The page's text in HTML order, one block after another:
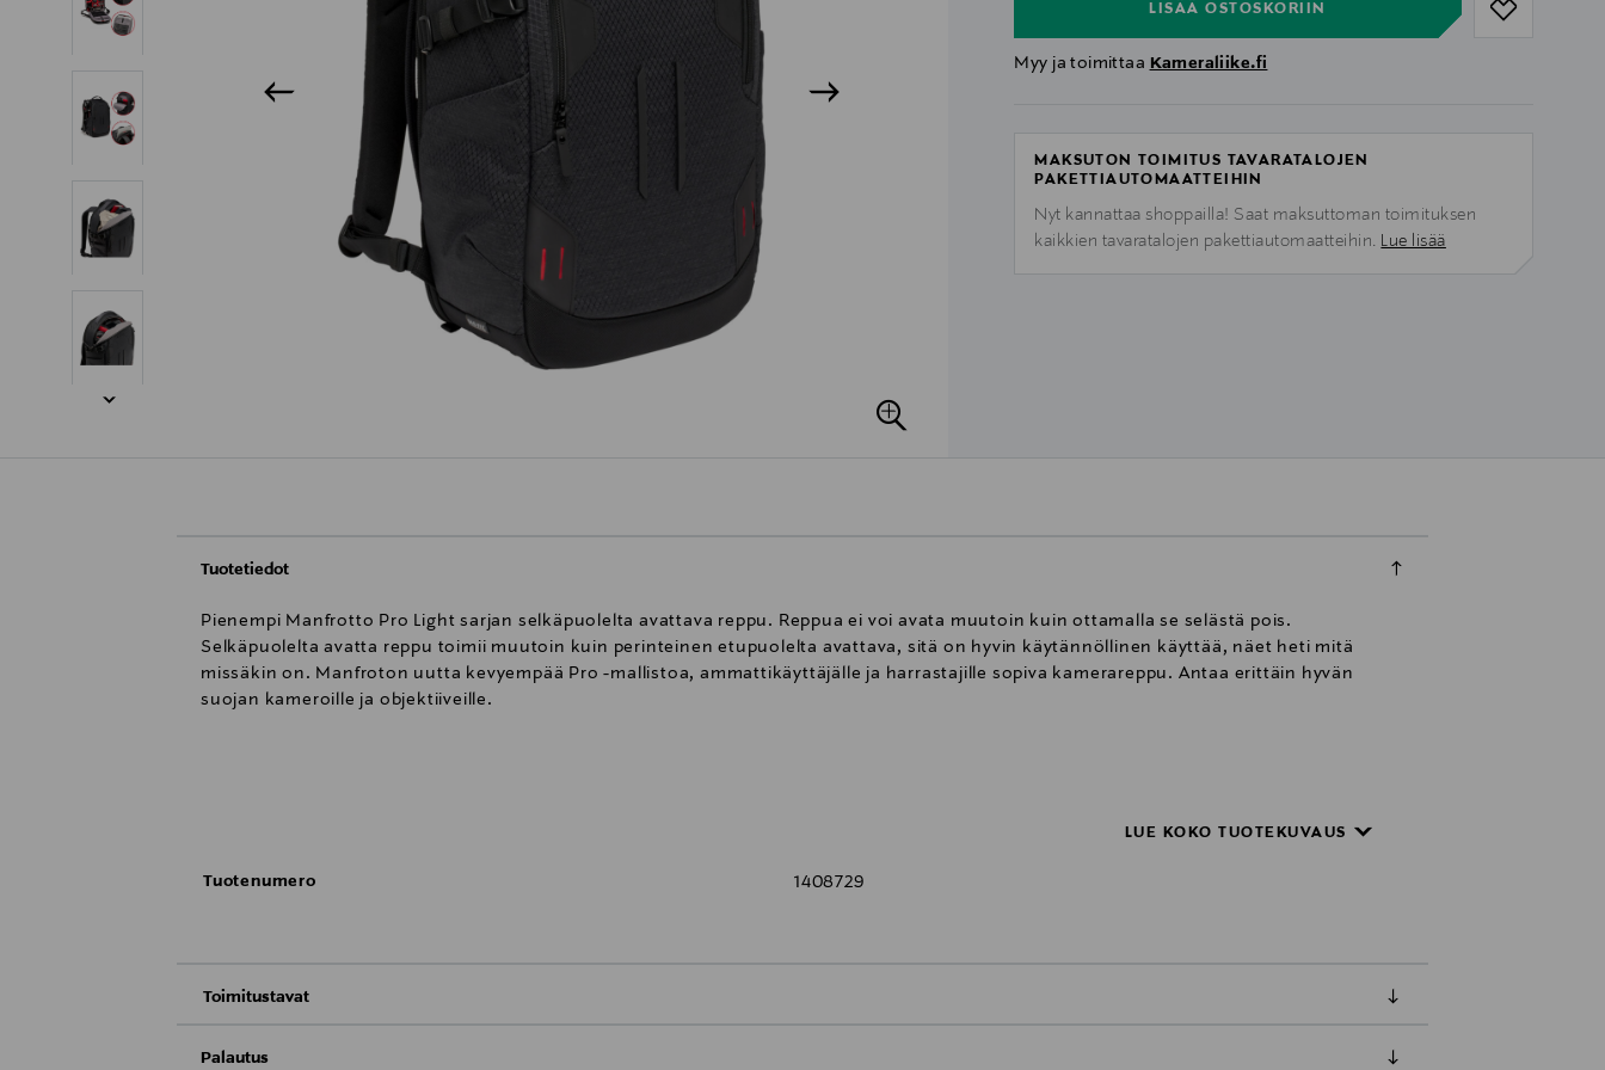
LISÄÄ OSTOSKORIIN
Myy ja toimittaa Kameraliike.fi
MAKSUTON TOIMITUS TAVARATALOJEN
PAKETTIAUTOMAATTEIHIN
Nyt kannattaa shoppailla! Saat maksuttoman toimituksen
kaikkien tavaratalojen pakettiautomaatteihin. Lue lisää
Tuotetiedot
Pienempi Manfrotto Pro Light sarjan selkäpuolelta avattava reppu. Reppua ei voi avata muutoin kuin ottamalla se selästä pois.
Selkäpuolelta avatta reppu toimii muutoin kuin perinteinen etupuolelta avattava, sitä on hyvin käytännöllinen käyttää, näet heti mitä
missäkin on. Manfroton uutta kevyempää Pro -mallistoa, ammattikäyttäjälle ja harrastajille sopiva kamerareppu. Antaa erittäin hyvän
suojan kameroille ja objektiiveille.
LUE KOKO TUOTEKUVAUS
Tuotenumero 1408729
Toimitustavat
Palautus